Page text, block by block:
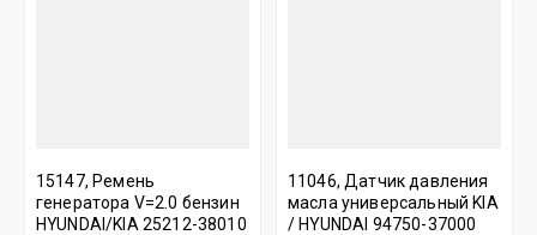
15147, Ремень
генератора V=2.0 бензин
HYUNDAI/KIA 25212-38010
11046, Датчик давления
масла универсальный KIA
/ HYUNDAI 94750-37000